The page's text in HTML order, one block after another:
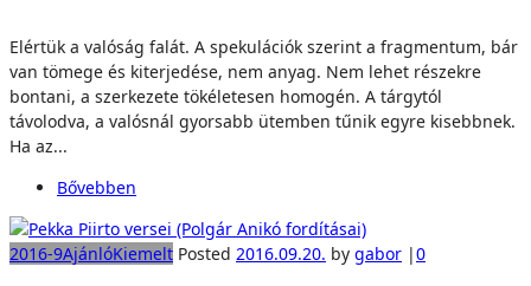
Elértük a valóság falát. A spekulációk szerint a fragmentum, bár
van tömege és kiterjedése, nem anyag. Nem lehet részekre
bontani, a szerkezete tökéletesen homogén. A tárgytól
távolodva, a valósnál gyorsabb ütemben tűnik egyre kisebbnek.
Ha az...
Bővebben
2016-9AjánlóKiemelt Posted 2016.09.20. by gabor |0